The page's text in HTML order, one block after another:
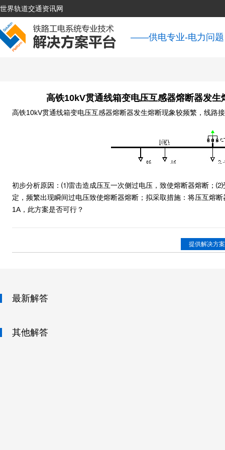
世界轨道交通资讯网
——供电专业-电力问题
高铁10kV贯通线箱变电压互感器熔断器发生
高铁10kV贯通线箱变电压互感器熔断器发生熔断现象较频繁，线路
初步分析原因：⑴雷击造成压互一次侧过电压，致使熔断器熔断；⑵
定，频繁出现瞬间过电压致使熔断器熔断；拟采取措施：将压互熔
1A，此方案是否可行？
提供解决方案
最新解答
其他解答